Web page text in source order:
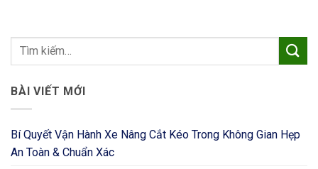
BÀI VIẾT MỚI
Bí Quyết Vận Hành Xe Nâng Cắt Kéo Trong Không Gian Hẹp
An Toàn & Chuẩn Xác